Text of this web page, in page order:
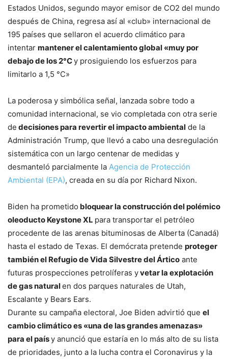
Estados Unidos, segundo mayor emisor de CO2 del mundo
después de China, regresa así al «club» internacional de
195 países que sellaron el acuerdo climático para
intentar mantener el calentamiento global «muy por
debajo de los 2°Cy prosiguiendo los esfuerzos para
limitarlo a 1,5 °C»
La poderosa y simbólica señal, lanzada sobre todo a
comunidad internacional, se vio completada con otra serie
de decisiones para revertir el impacto ambiental de la
Administración Trump, que llevó a cabo una desregulación
sistemática con un largo centenar de medidas y
desmanteló parcialmente la Agencia de Protección
Ambiental (EPA), creada en su día por Richard Nixon.
Biden ha prometido bloquear la construcción del polémico
oleoducto Keystone XL para transportar el petróleo
procedente de las arenas bituminosas de Alberta (Canadá)
hasta el estado de Texas. El demócrata pretende proteger
también el Refugio de Vida Silvestre del Ártico ante
futuras prospecciones petrolíferas yvetar la explotación
de gas naturalen dos parques naturales de Utah,
Escalante y Bears Ears.
Durante su campaña electoral, Joe Biden advirtió que el
cambio climático es «una de las grandes amenazas»
para el paísy anunció que estaría en lo más alto de su lista
de prioridades, junto a la lucha contra el Coronavirus y la